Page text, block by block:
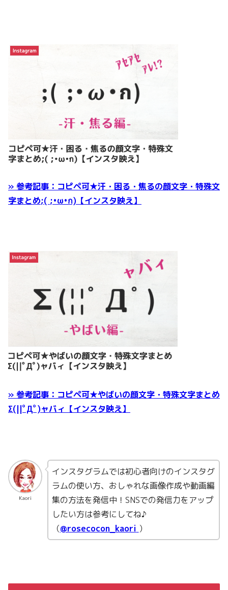
» 参考記事：コピペ可★汗・困る・焦るの顔文字・特殊文
字まとめ;( ;•ω•ก)【インスタ映え】
» 参考記事：コピペ可★やばいの顔文字・特殊文字まとめ
Σ(||ﾟДﾟ)ャバィ【インスタ映え】
Kaori
インスタグラムでは初心者向けのインスタグ
ラムの使い方、おしゃれな画像作成や動画編
集の方法を発信中！SNSでの発信力をアップ
したい方は参考にしてね♪
（@rosecocon_kaori ）